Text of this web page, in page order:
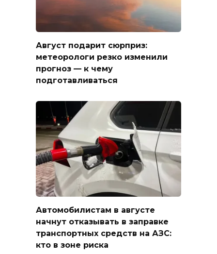
Август подарит сюрприз:
метеорологи резко изменили
прогноз — к чему
подготавливаться
Автомобилистам в августе
начнут отказывать в заправке
транспортных средств на АЗС:
кто в зоне риска